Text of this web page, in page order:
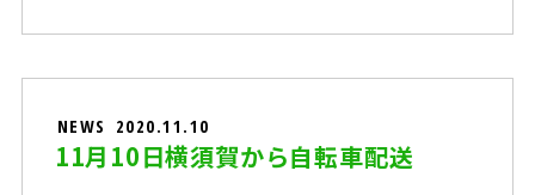
NEWS 2020.11.10
11月10日横須賀から自転車配送